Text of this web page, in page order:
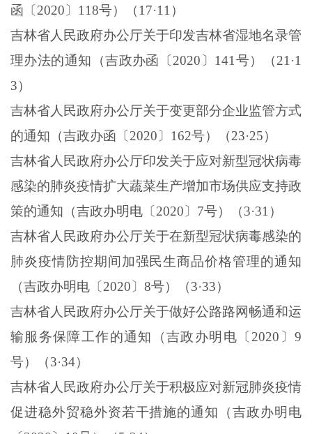
函〔2020〕 118号）（17·11 ）
吉林省人民政府办公厅关于印发吉林省湿地名录管
理办法的通知（吉政办函〔2020〕 141 号）（21 ·1
3）
吉林省人民政府办公厅关于变更部分企业监管方式
的通知（吉政办函〔2020〕 162号）（23·25）
吉林省人民政府办公厅印发关于应对新型冠状病毒
感染的肺炎疫情扩大蔬菜生产增加市场供应支持政
策的通知（吉政办明电〔2020〕 7号）（3·31 ）
吉林省人民政府办公厅关于在新型冠状病毒感染的
肺炎疫情防控期间加强民生商品价格管理的通知
（吉政办明电〔2020〕 8号）（3·33）
吉林省人民政府办公厅关于做好公路路网畅通和运
输服务保障工作的通知（吉政办明电〔2020 〕9
号）（3·34）
吉林省人民政府办公厅关于积极应对新冠肺炎疫情
促进稳外贸稳外资若干措施的通知（吉政办明电